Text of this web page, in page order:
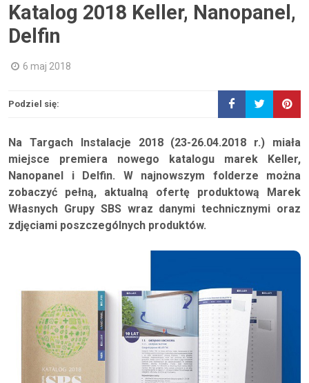
Katalog 2018 Keller, Nanopanel,
Delfin
6 maj 2018
Podziel się:
Na Targach Instalacje 2018 (23-26.04.2018 r.) miała
miejsce premiera nowego katalogu marek Keller,
Nanopanel i Delfin. W najnowszym folderze można
zobaczyć pełną, aktualną ofertę produktową Marek
Własnych Grupy SBS wraz danymi technicznymi oraz
zdjęciami poszczególnych produktów.